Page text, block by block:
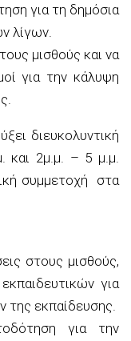
για τη δημόσια
λίγων.
μισθούς και να
για την κάλυψη
διευκολυντική
και 2μ.μ. – 5 μ.μ.
συμμετοχή στα
στους μισθούς,
για
εκπαίδευσης.
για την